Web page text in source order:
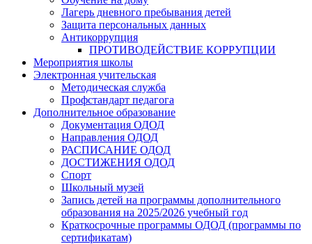
Лагерь дневного пребывания детей
Защита персональных данных
Антикоррупция
ПРОТИВОДЕЙСТВИЕ КОРРУПЦИИ
Мероприятия школы
Электронная учительская
Методическая служба
Профстандарт педагога
Дополнительное образование
Документация ОДОД
Направления ОДОД
РАСПИСАНИЕ ОДОД
ДОСТИЖЕНИЯ ОДОД
Спорт
Школьный музей
Запись детей на программы дополнительного
образования на 2025/2026 учебный год
Краткосрочные программы ОДОД (программы по
сертификатам)